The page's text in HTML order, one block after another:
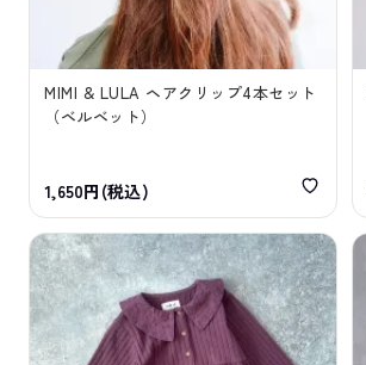
MIMI & LULA ヘアクリップ4本セット
（ベルベット）
1,650円(税込)